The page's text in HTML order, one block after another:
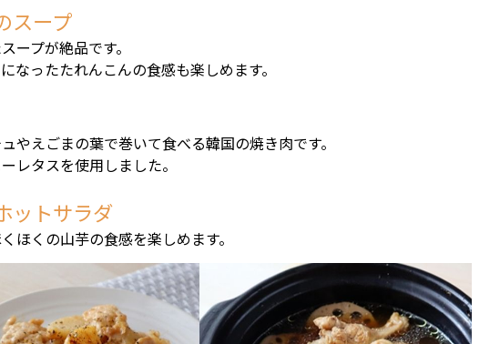
スープ
ープが絶品です。
なったたれんこんの食感も楽しめます。
やえごまの葉で巻いて食べる韓国の焼き肉です。
レタスを使用しました。
ットサラダ
ほくの山芋の食感を楽しめます。